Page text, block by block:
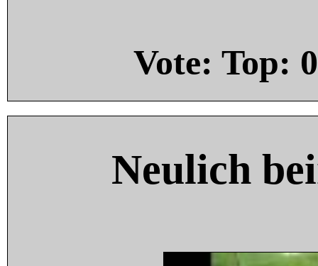
Vote: Top: 0
Neulich